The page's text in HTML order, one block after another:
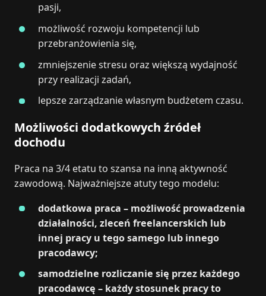
pasji,
możliwość rozwoju kompetencji lub
przebranżowienia się,
zmniejszenie stresu oraz większą wydajność
przy realizacji zadań,
lepsze zarządzanie własnym budżetem czasu.
Możliwości dodatkowych źródeł
dochodu
Praca na 3/4 etatu to szansa na inną aktywność
zawodową. Najważniejsze atuty tego modelu:
dodatkowa praca – możliwość prowadzenia
działalności, zleceń freelancerskich lub
innej pracy u tego samego lub innego
pracodawcy;
samodzielne rozliczanie się przez każdego
pracodawcę – każdy stosunek pracy to